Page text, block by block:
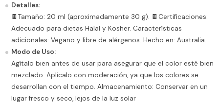
Detalles:
🍫Tamaño: 20 ml (aproximadamente 30 g). 🍫Certificaciones:
Adecuado para dietas Halal y Kosher. Características
adicionales: Vegano y libre de alérgenos. Hecho en: Australia.
Modo de Uso:
Agítalo bien antes de usar para asegurar que el color esté bien
mezclado. Aplícalo con moderación, ya que los colores se
desarrollan con el tiempo. Almacenamiento: Conservar en un
lugar fresco y seco, lejos de la luz solar